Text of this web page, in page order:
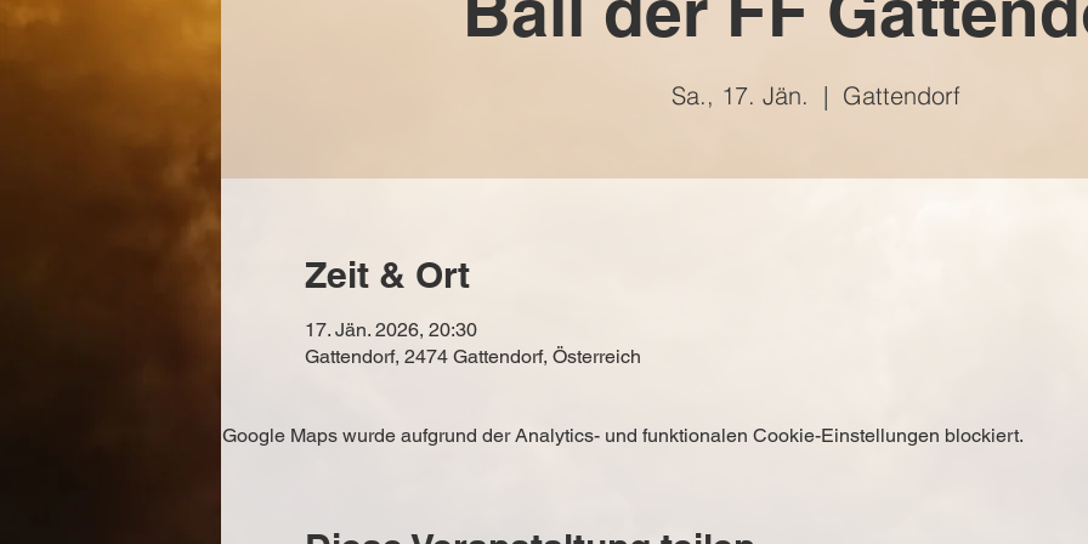
Sa., 17. Jän.
  |
Gattendorf
Zeit & Ort
17. Jän. 2026, 20:30
Gattendorf, 2474 Gattendorf, Österreich
Google Maps wurde aufgrund der Analytics- und funktionalen Cookie-Einstellungen blockiert.